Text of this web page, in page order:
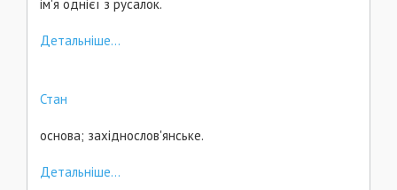
ім'я однієї з русалок.
Детальніше...
Стан
основа; західнослов'янське.
Детальніше...